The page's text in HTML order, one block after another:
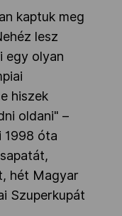
kaptuk meg
lesz
egy olyan
hiszek
oldani" –
1998 óta
hét Magyar
Szuperkupát